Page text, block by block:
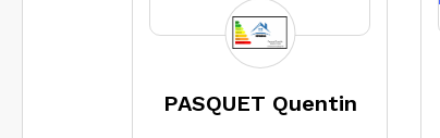
PASQUET Quentin